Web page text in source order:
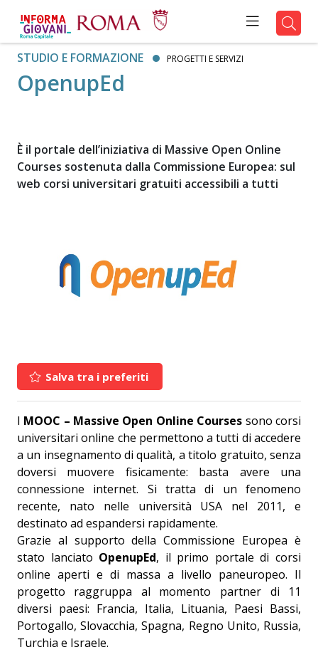
STUDIO E FORMAZIONE PROGETTI E SERVIZI
OpenupEd
È il portale dell’iniziativa di Massive Open Online
Courses sostenuta dalla Commissione Europea: sul
web corsi universitari gratuiti accessibili a tutti
Salva tra i preferiti
I MOOC – Massive Open Online Courses sono corsi
universitari online che permettono a tutti di accedere
a un insegnamento di qualità, a titolo gratuito, senza
doversi muovere fisicamente: basta avere una
connessione internet. Si tratta di un fenomeno
recente, nato nelle università USA nel 2011, e
destinato ad espandersi rapidamente.
Grazie al supporto della Commissione Europea è
stato lanciato OpenupEd, il primo portale di corsi
online aperti e di massa a livello paneuropeo. Il
progetto raggruppa al momento partner di 11
diversi paesi: Francia, Italia, Lituania, Paesi Bassi,
Portogallo, Slovacchia, Spagna, Regno Unito, Russia,
Turchia e Israele.